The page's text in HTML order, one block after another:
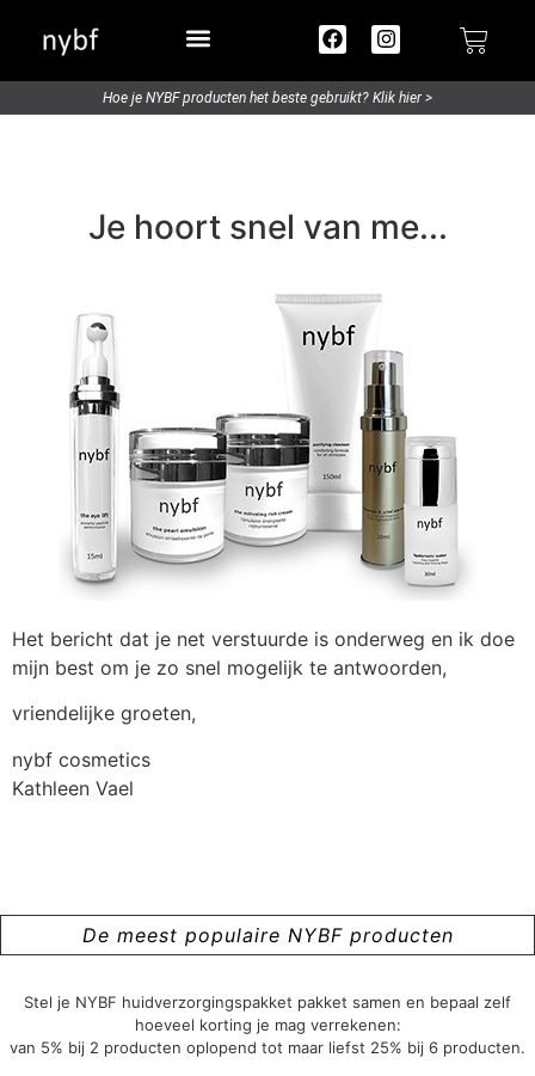
Hoe je NYBF producten het beste gebruikt? Klik hier >
Je hoort snel van me...
Het bericht dat je net verstuurde is onderweg en ik doe
mijn best om je zo snel mogelijk te antwoorden,
vriendelijke groeten,
nybf cosmetics
Kathleen Vael
De meest populaire NYBF producten
Stel je NYBF huidverzorgingspakket pakket samen en bepaal zelf
hoeveel korting je mag verrekenen:
van 5% bij 2 producten oplopend tot maar liefst 25% bij 6 producten.